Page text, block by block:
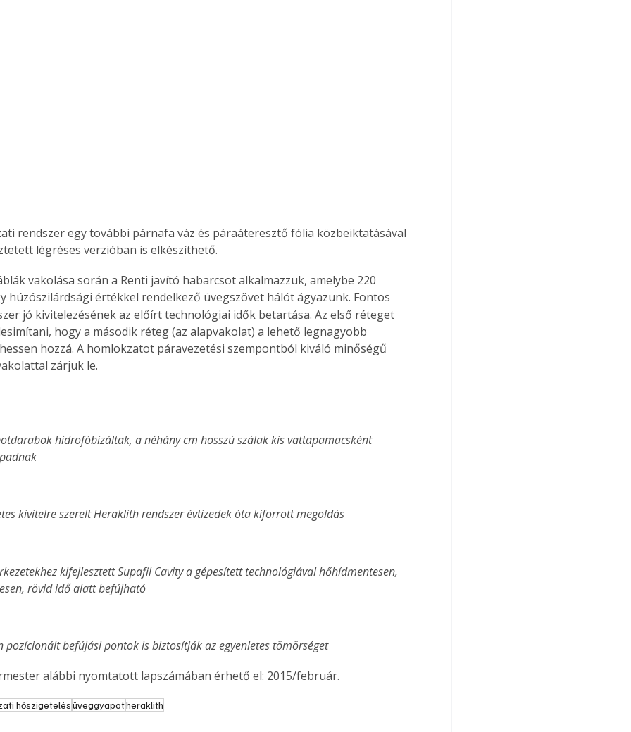
rendszer egy további párnafa váz és páraáteresztő fólia közbeiktatásával
légréses verzióban is elkészíthető.
vakolása során a Renti javító habarcsot alkalmazzuk, amelybe 220
húzószilárdsági értékkel rendelkező üvegszövet hálót ágyazunk. Fontos
jó kivitelezésének az előírt technológiai idők betartása. Az első réteget
hogy a második réteg (az alapvakolat) a lehető legnagyobb
hozzá. A homlokzatot páravezetési szempontból kiváló minőségű
zárjuk le.
hidrofóbizáltak, a néhány cm hosszú szálak kis vattapamacsként
kivitelre szerelt Heraklith rendszer évtizedek óta kiforrott megoldás
rövid idő alatt befújható
pozícionált befújási pontok is biztosítják az egyenletes tömörséget
alábbi nyomtatott lapszámában érhető el: 2015/február.
hőszigetelésüveggyapotheraklith